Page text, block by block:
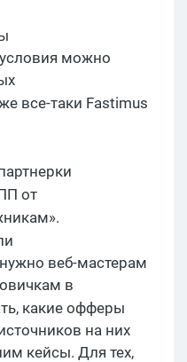
можно
все-таки Fastimus
от
».
веб-мастерам
в
какие офферы
на них
кейсы. Для тех,